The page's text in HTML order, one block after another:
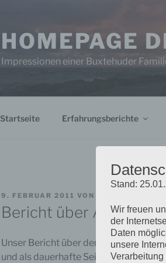
HOMEPAGE
Impressionen einer Buxtehuder
Startseite Erfahrungsberichte
VERÖFFENTLICHT
9. FEBRUAR 2011 VON
Bericht über Acer
Unser Bericht über den Acer H341 ist
und als dauerhafte Seite auf unserer
Stand:
Wir freuen
der
Daten
unsere